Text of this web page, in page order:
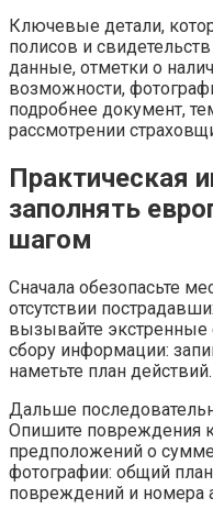
Ключевые детали,
полисов и
данные, отметки о
возможности,
подробнее документ,
рассмотрении
Практическая
заполнять
шагом
Сначала обезопасьте
отсутствии
вызывайте экстренные
сбору информации:
наметьте план действий.
Дальше
Опишите повреждения
предположений о
фотографии: общий
повреждений и номера